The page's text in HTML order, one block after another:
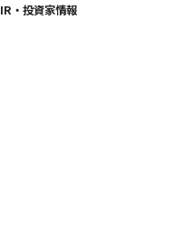
IR・投資家情報